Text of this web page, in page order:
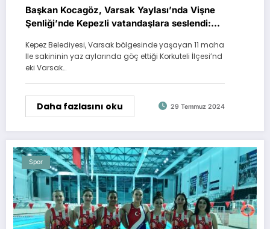
Başkan Kocagöz, Varsak Yaylası’nda Vişne
Şenliği’nde Kepezli vatandaşlara seslendi:
Kepez Belediyesi, Varsak bölgesinde yaşayan 11 maha
lle sakininin yaz aylarında göç ettiği Korkuteli İlçesi’nd
eki Varsak…
Daha fazlasını oku 29 Temmuz 2024
Spor